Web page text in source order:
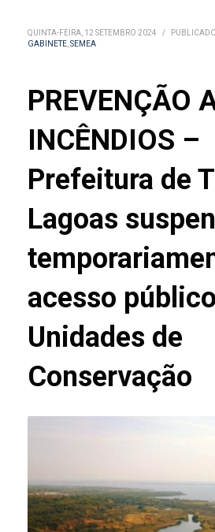
QUINTA-FEIRA, 12 SETEMBRO 2024 /
GABINETE,SEMEA
PREVENÇÃO
INCÊNDIOS –
Prefeitura de
Lagoas
acesso
Unidades de
Conservação